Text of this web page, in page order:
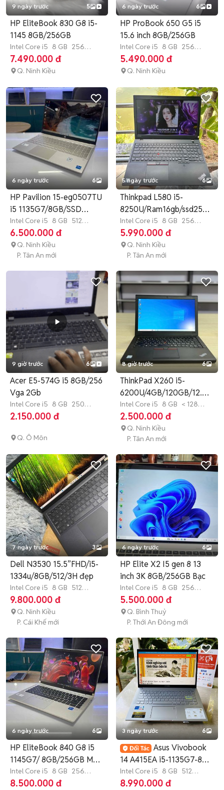
9 ngày trước 5
HP EliteBook 830 G8 i5-
1145 8GB/256GB
Intel Core i5 8 GB 256
GB SSD
7.490.000 đ
Q. Ninh Kiều
6 ngày trước 6
HP ProBook 650 G5 i5
15.6 inch 8GB/256GB
Intel Core i5 8 GB 256
GB SSD
5.490.000 đ
Q. Ninh Kiều
6 ngày trước 6
HP Pavilion 15-eg0507TU
i5 1135G7/8GB/SSD
512GB
Intel Core i5 8 GB 512
GB SSD
6.500.000 đ
Q. Ninh Kiều
P. Tân An mới
5 ngày trước 6
Thinkpad L580 i5-
8250U/Ram16gb/ssd256g
15.6in FHD
Intel Core i5 8 GB 256
GB SSD
5.990.000 đ
Q. Ninh Kiều
P. Tân An mới
9 giờ trước 6
Acer E5-574G i5 8GB/256
Vga 2Gb
Intel Core i5 8 GB 250
GB SSD
2.150.000 đ
Q. Ô Môn
8 giờ trước 6
ThinkPad X260 i5-
6200U/4GB/120GB/12.5
in HD/Pin3H
Intel Core i5 8 GB < 128
GB SSD
2.500.000 đ
Q. Ninh Kiều
P. Tân An mới
7 ngày trước 3
Dell N3530 15.5”FHD/i5-
1334u/8GB/512/3H đẹp
Intel Core i5 8 GB 512
GB SSD
9.800.000 đ
Q. Ninh Kiều
P. Cái Khế mới
6 ngày trước 6
HP Elite X2 I5 gen 8 13
inch 3K 8GB/256GB Bạc
Intel Core i5 8 GB 256
GB SSD
5.500.000 đ
Q. Bình Thuỷ
P. Thới An Đông mới
6 ngày trước 6
HP EliteBook 840 G8 i5
1145G7/ 8GB/256GB Mới
99%
Intel Core i5 8 GB 256
GB SSD
8.500.000 đ
3 ngày trước 6
Asus Vivobook
14 A415EA i5-1135G7-8G-
512G-Full Box
Intel Core i5 8 GB 512
GB SSD
8.990.000 đ